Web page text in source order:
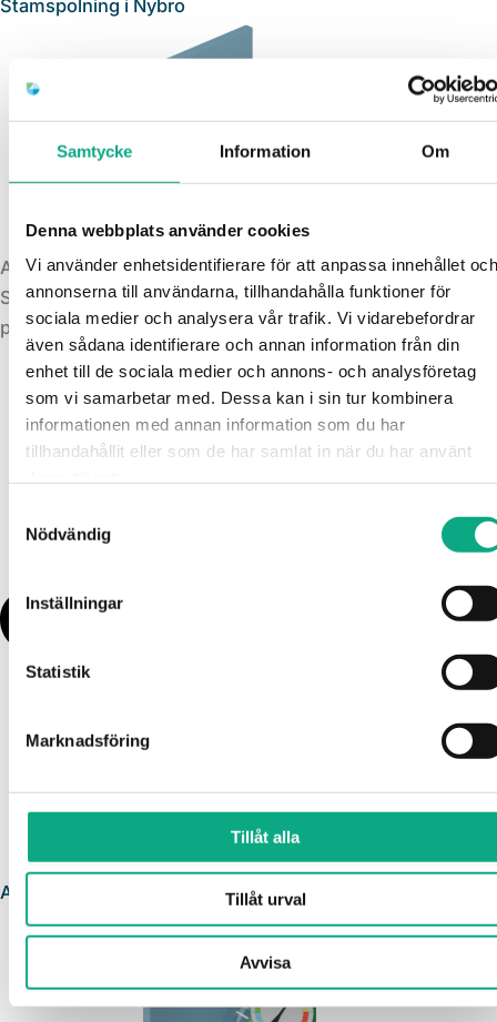
Samtycke Information Om
Denna webbplats använder cookies
Vi använder enhetsidentifierare för att anpassa innehållet och
annonserna till användarna, tillhandahålla funktioner för
sociala medier och analysera vår trafik. Vi vidarebefordrar
även sådana identifierare och annan information från din
enhet till de sociala medier och annons- och analysföretag
som vi samarbetar med. Dessa kan i sin tur kombinera
informationen med annan information som du har
tillhandahållit eller som de har samlat in när du har använt
Nödvändig
Inställningar
Statistik
Marknadsföring
Tillåt alla
Tillåt urval
Avvisa
Stamspolning i Nybro
Avloppsspolning i Nybro
Spolning som löser stopp och återställer flödet så
problemen inte kommer tillbaka lika snabbt.
Avloppsspolning i Nybro